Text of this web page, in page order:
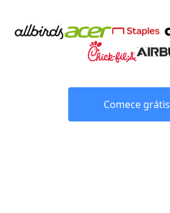
Comece grátis